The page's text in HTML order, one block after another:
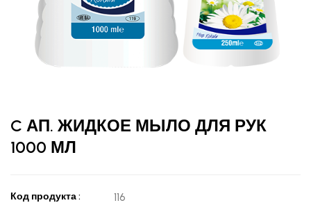
C АП. ЖИДКОЕ МЫЛО ДЛЯ РУК
1000 МЛ
Код продукта : 116